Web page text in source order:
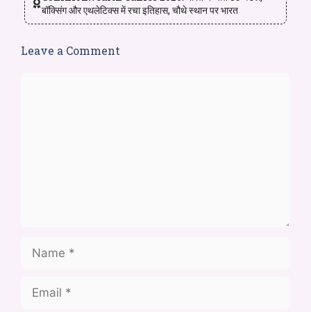
बॉक्सिंग और एथलेटिक्स में रचा इतिहास, चौथे स्थान पर भारत
Leave a Comment